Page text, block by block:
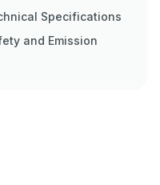
Specifications
and Emission